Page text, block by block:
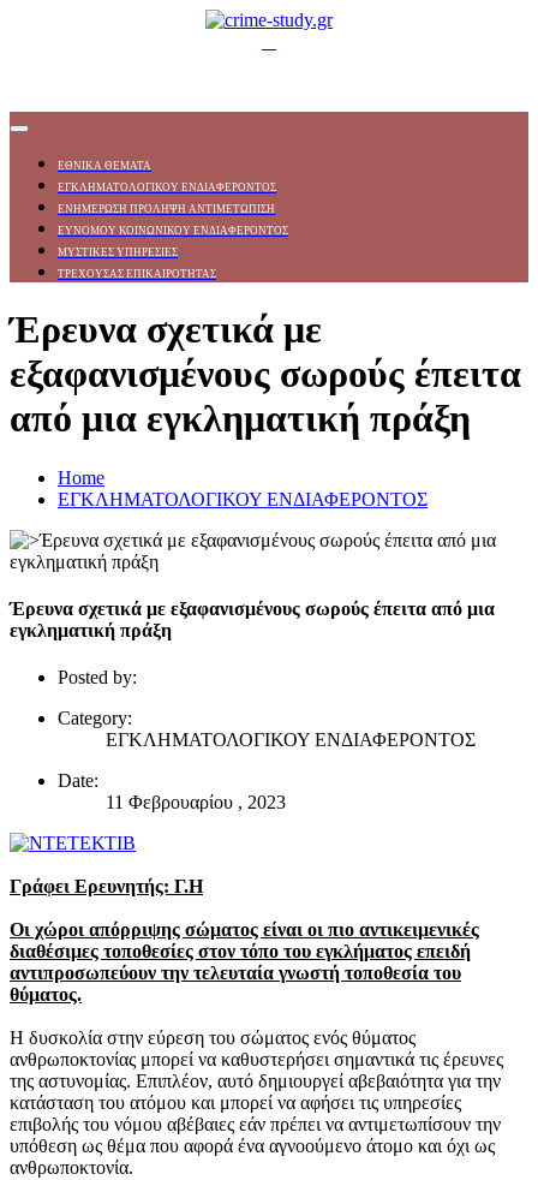
ΕΘΝΙΚΑ ΘΕΜΑΤΑ
ΕΓΚΛΗΜΑΤΟΛΟΓΙΚΟΥ ΕΝΔΙΑΦΕΡΟΝΤΟΣ
ΕΝΗΜΕΡΩΣΗ ΠΡΟΛΗΨΗ ΑΝΤΙΜΕΤΩΠΙΣΗ
ΕΥΝΟΜΟΥ ΚΟΙΝΩΝΙΚΟΥ ΕΝΔΙΑΦΕΡΟΝΤΟΣ
ΜΥΣΤΙΚΕΣ ΥΠΗΡΕΣΙΕΣ
ΤΡΕΧΟΥΣΑΣ ΕΠΙΚΑΙΡΟΤΗΤΑΣ
Έρευνα σχετικά με
εξαφανισμένους σωρούς έπειτα
από μια εγκληματική πράξη
Home
ΕΓΚΛΗΜΑΤΟΛΟΓΙΚΟΥ ΕΝΔΙΑΦΕΡΟΝΤΟΣ
Έρευνα σχετικά με εξαφανισμένους σωρούς έπειτα από μια
εγκληματική πράξη
Posted by:
Category:
ΕΓΚΛΗΜΑΤΟΛΟΓΙΚΟΥ ΕΝΔΙΑΦΕΡΟΝΤΟΣ
Date:
11 Φεβρουαρίου , 2023
Γράφει Ερευνητής: Γ.Η
Οι χώροι απόρριψης σώματος είναι οι πιο αντικειμενικές
διαθέσιμες τοποθεσίες στον τόπο του εγκλήματος επειδή
αντιπροσωπεύουν την τελευταία γνωστή τοποθεσία του
θύματος.
Η δυσκολία στην εύρεση του σώματος ενός θύματος
ανθρωποκτονίας μπορεί να καθυστερήσει σημαντικά τις έρευνες
της αστυνομίας. Επιπλέον, αυτό δημιουργεί αβεβαιότητα για την
κατάσταση του ατόμου και μπορεί να αφήσει τις υπηρεσίες
επιβολής του νόμου αβέβαιες εάν πρέπει να αντιμετωπίσουν την
υπόθεση ως θέμα που αφορά ένα αγνοούμενο άτομο και όχι ως
ανθρωποκτονία.